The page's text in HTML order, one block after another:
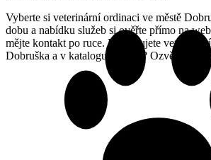
Vyberte si veterinární ordinaci ve městě
dobu a nabídku služeb si ověřte přímo na
mějte kontakt po ruce. Provozujete
Dobruška a v katalogu chybíte? Ozvěte se